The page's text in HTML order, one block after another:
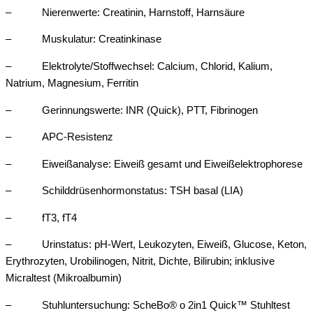
– Nierenwerte: Creatinin, Harnstoff, Harnsäure
– Muskulatur: Creatinkinase
– Elektrolyte/Stoffwechsel: Calcium, Chlorid, Kalium,
Natrium, Magnesium, Ferritin
– Gerinnungswerte: INR (Quick), PTT, Fibrinogen
– APC-Resistenz
– Eiweißanalyse: Eiweiß gesamt und Eiweißelektrophorese
– Schilddrüsenhormonstatus: TSH basal (LIA)
– fT3, fT4
– Urinstatus: pH-Wert, Leukozyten, Eiweiß, Glucose, Keton,
Erythrozyten, Urobilinogen, Nitrit, Dichte, Bilirubin; inklusive
Micraltest (Mikroalbumin)
– Stuhluntersuchung: ScheBo® o 2in1 Quick™ Stuhltest